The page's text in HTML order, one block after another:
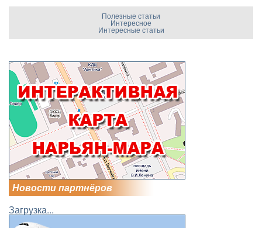
Полезные статьи
Интересное
Интересные статьи
Новости партнёров
Загрузка...